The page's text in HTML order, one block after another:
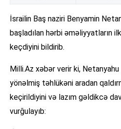
İsrailin Baş naziri Benyamin
başladılan hərbi əməliyyatların
keçdiyini bildirib.
Milli.Az xəbər verir ki,
yönəlmiş təhlükəni aradan
keçirildiyini və lazım gəldikcə
vurğulayıb: